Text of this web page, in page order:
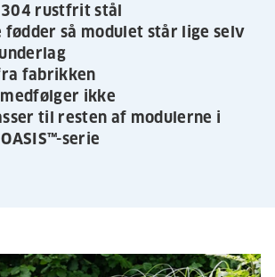
rustfrit stål
fødder så modulet står lige selv
fabrikken
ikke
til resten af modulerne i
serie